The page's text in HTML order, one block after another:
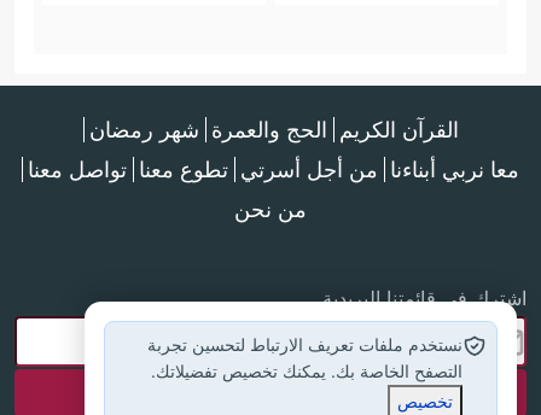
القرآن الكريم الحج والعمرة شهر رمضان
معا نربي أبناءنا من أجل أسرتي تطوع معنا تواصل معنا
من نحن
اشترك في قائمتنا البريدية
نستخدم ملفات تعريف الارتباط لتحسين تجربة
التصفح الخاصة بك. يمكنك تخصيص تفضيلاتك.
تخصيص